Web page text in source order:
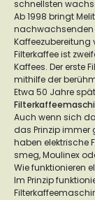
schnellsten
Ab 1998 bringt
nachwachsenden
Kaffeezubereitung
Filterkaffee ist
Kaffees. Der erste
mithilfe der
Etwa 50 Jahre
Auch wenn sich
das Prinzip immer
haben elektrische
smeg, Moulinex
Wie funktionieren
Im Prinzip